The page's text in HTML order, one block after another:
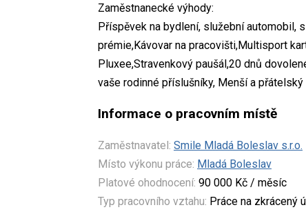
Zaměstnanecké výhody:
Příspěvek na bydlení, služební automobil,
prémie,Kávovar na pracovišti,Multisport
Pluxee,Stravenkový paušál,20 dnů
vaše rodinné příslušníky, Menší a přátelský
Informace o pracovním místě
Zaměstnavatel: Smile Mladá Boleslav s.r.o.
Místo výkonu práce: Mladá Boleslav
Platové ohodnocení: 90 000 Kč / měsíc
Typ pracovního vztahu: Práce na zkrácený